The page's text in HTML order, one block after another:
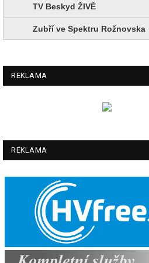
TV Beskyd ŽIVĚ
Zubří ve Spektru Rožnovska
REKLAMA
REKLAMA